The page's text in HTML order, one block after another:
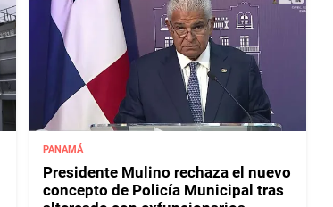
PANAMÁ
Presidente Mulino rechaza el nuevo
concepto de Policía Municipal tras